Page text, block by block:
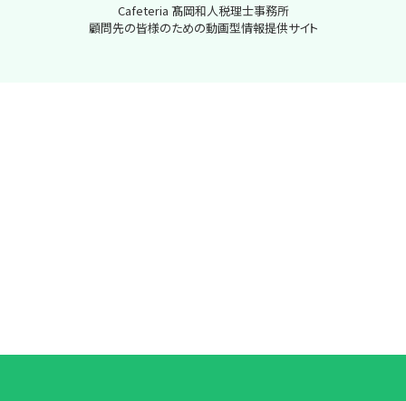
Cafeteria 髙岡和人税理士事務所
顧問先の皆様のための動画型情報提供サイト